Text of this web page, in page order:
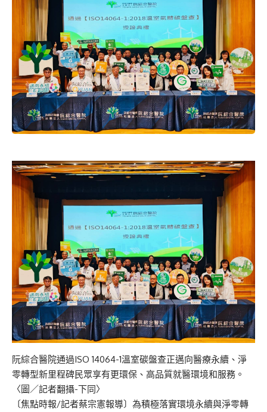
阮綜合醫院通過ISO 14064-1溫室碳盤查正邁向醫療永續、淨
零轉型新里程碑民眾享有更環保、高品質就醫環境和服務。
〈圖／記者翻攝-下同〉
〔焦點時報/記者蔡宗憲報導〕為積極落實環境永續與淨零轉